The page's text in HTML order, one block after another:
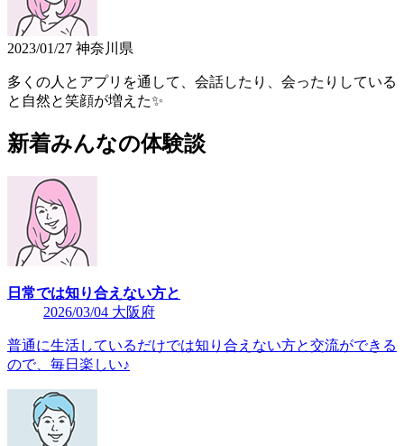
2023/01/27 神奈川県
多くの人とアプリを通して、会話したり、会ったりしている
と自然と笑顔が増えた✨
新着みんなの体験談
日常では知り合えない方と
2026/03/04 大阪府
普通に生活しているだけでは知り合えない方と交流ができる
ので、毎日楽しい♪